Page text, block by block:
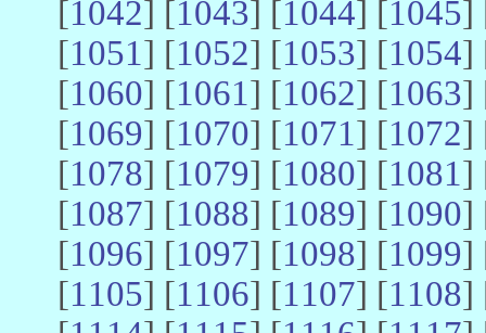
[1042] [1043] [1044] [1045]
[1051] [1052] [1053] [1054]
[1060] [1061] [1062] [1063]
[1069] [1070] [1071] [1072]
[1078] [1079] [1080] [1081]
[1087] [1088] [1089] [1090]
[1096] [1097] [1098] [1099]
[1105] [1106] [1107] [1108]